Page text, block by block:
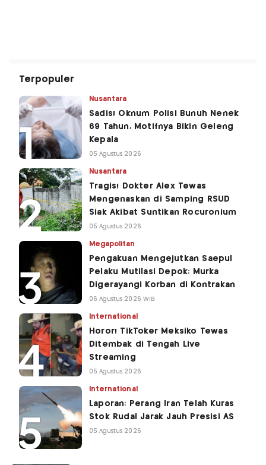
Terpopuler
Nusantara
Sadis! Oknum Polisi Bunuh Nenek
69 Tahun, Motifnya Bikin Geleng
Kepala
05 Agustus 2026
Nusantara
Tragis! Dokter Alex Tewas
Mengenaskan di Samping RSUD
Siak Akibat Suntikan Rocuronium
05 Agustus 2026
Megapolitan
Pengakuan Mengejutkan Saepul
Pelaku Mutilasi Depok: Murka
Digerayangi Korban di Kontrakan
06 Agustus 2026 WIB
International
Horor! TikToker Meksiko Tewas
Ditembak di Tengah Live
Streaming
05 Agustus 2026
International
Laporan: Perang Iran Telah Kuras
Stok Rudal Jarak Jauh Presisi AS
05 Agustus 2026